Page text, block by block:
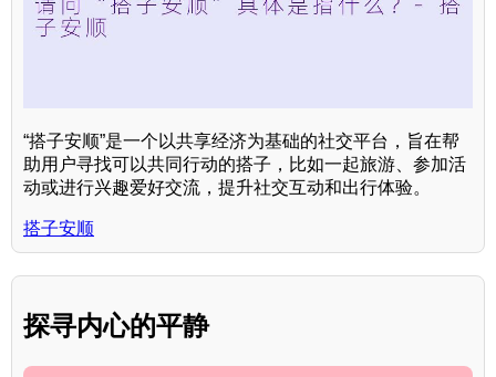
“搭子安顺”是一个以共享经济为基础的社交平台，旨在帮
助用户寻找可以共同行动的搭子，比如一起旅游、参加活
动或进行兴趣爱好交流，提升社交互动和出行体验。
搭子安顺
探寻内心的平静